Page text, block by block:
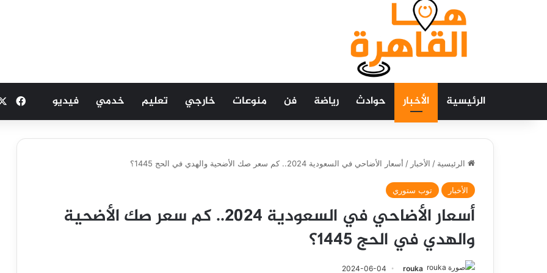
الرئيسية الأخبار حوادث رياضة فن منوعات خارجي تعليم خدمي فيديو
الرئيسية / الأخبار / أسعار الأضاحي في السعودية 2024.. كم سعر صك الأضحية والهدي في الحج 1445؟
الأخبار توب ستوري
أسعار الأضاحي في السعودية 2024.. كم سعر صك الأضحية
والهدي في الحج 1445؟
rouka
2024-06-04